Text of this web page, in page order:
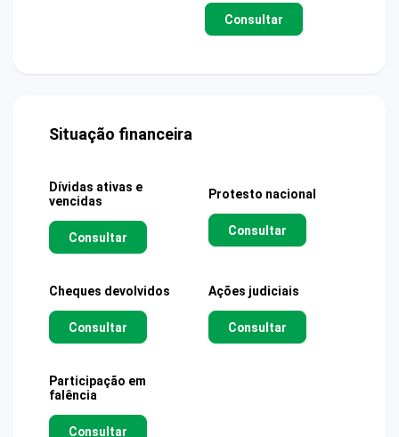
Consultar
Situação financeira
Dívidas ativas e
vencidas
Consultar
Protesto nacional
Consultar
Cheques devolvidos
Consultar
Ações judiciais
Consultar
Participação em
falência
Consultar